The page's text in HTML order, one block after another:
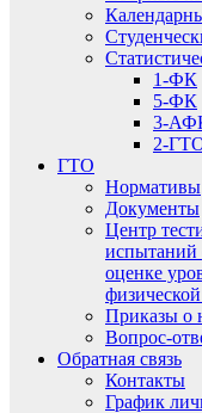
1-ФК
5-ФК
3-
2-
ГТО
Нормативы
Документы
Центр
испытаний
оценке
Приказы о
Вопрос-
Обратная связь
Контакты
График